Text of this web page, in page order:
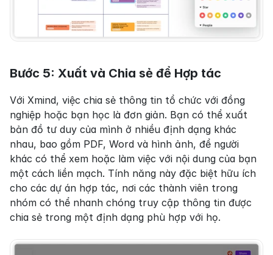
Bước 5: Xuất và Chia sẻ để Hợp tác
Với Xmind, việc chia sẻ thông tin tổ chức với đồng
nghiệp hoặc bạn học là đơn giản. Bạn có thể xuất
bản đồ tư duy của mình ở nhiều định dạng khác
nhau, bao gồm PDF, Word và hình ảnh, để người
khác có thể xem hoặc làm việc với nội dung của bạn
một cách liền mạch. Tính năng này đặc biệt hữu ích
cho các dự án hợp tác, nơi các thành viên trong
nhóm có thể nhanh chóng truy cập thông tin được
chia sẻ trong một định dạng phù hợp với họ.